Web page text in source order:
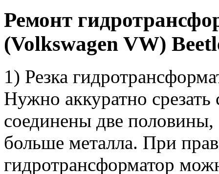
Ремонт
(Volkswagen VW)
1) Резка
Нужно аккуратно
соединены две половины,
больше металла. При
гидротрансформатор